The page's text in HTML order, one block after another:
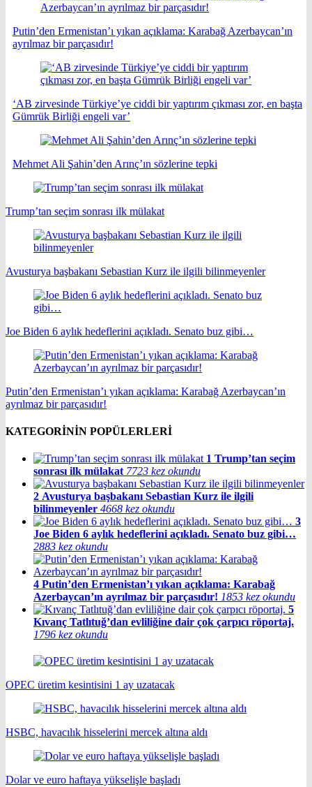
Putin’den Ermenistan’ı yıkan açıklama: Karabağ Azerbaycan’ın
ayrılmaz bir parçasıdır!
‘AB zirvesinde Türkiye’ye ciddi bir yaptırım çıkması zor, en başta
Gümrük Birliği engeli var’
Mehmet Ali Şahin’den Arınç’ın sözlerine tepki
Trump’tan seçim sonrası ilk mülakat
Avusturya başbakanı Sebastian Kurz ile ilgili bilinmeyenler
Joe Biden 6 aylık hedeflerini açıkladı. Senato buz gibi…
Putin’den Ermenistan’ı yıkan açıklama: Karabağ Azerbaycan’ın
ayrılmaz bir parçasıdır!
KATEGORİNİN POPÜLERLERİ
1 Trump’tan seçim
sonrası ilk mülakat 7723 kez okundu
2 Avusturya başbakanı Sebastian Kurz ile ilgili
bilinmeyenler 4668 kez okundu
3
Joe Biden 6 aylık hedeflerini açıkladı. Senato buz gibi…
2883 kez okundu
4 Putin’den Ermenistan’ı yıkan açıklama: Karabağ
Azerbaycan’ın ayrılmaz bir parçasıdır! 1853 kez okundu
5
Kıvanç Tatlıtuğ’dan evliliğine dair çok çarpıcı röportaj.
1796 kez okundu
OPEC üretim kesintisini 1 ay uzatacak
HSBC, havacılık hisselerini mercek altına aldı
Dolar ve euro haftaya yükselişle başladı